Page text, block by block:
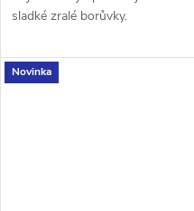
sladké zralé borůvky.
Novinka